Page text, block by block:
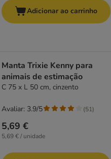
Adicionar ao carrinho
Manta Trixie Kenny para
animais de estimação
C 75 x L 50 cm, cinzento
5,69 €
5,69 € / unidade
Avaliar: 3.9/5 (51)